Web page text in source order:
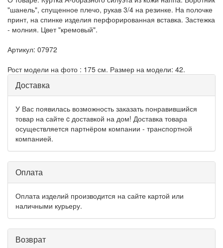
"шанель", спущенное плечо, рукав 3/4 на резинке. На полочке
принт, на спинке изделия перфорированная вставка. Застежка
- молния. Цвет "кремовый".
Артикул: 07972
Рост модели на фото : 175 см. Размер на модели: 42.
Доставка
У Вас появилась возможность заказать понравившийся
товар на сайте c доставкой на дом! Доставка товара
осуществляется партнёром компании - транспортной
компанией.
Оплата
Оплата изделий производится на сайте картой или
наличными курьеру.
Возврат